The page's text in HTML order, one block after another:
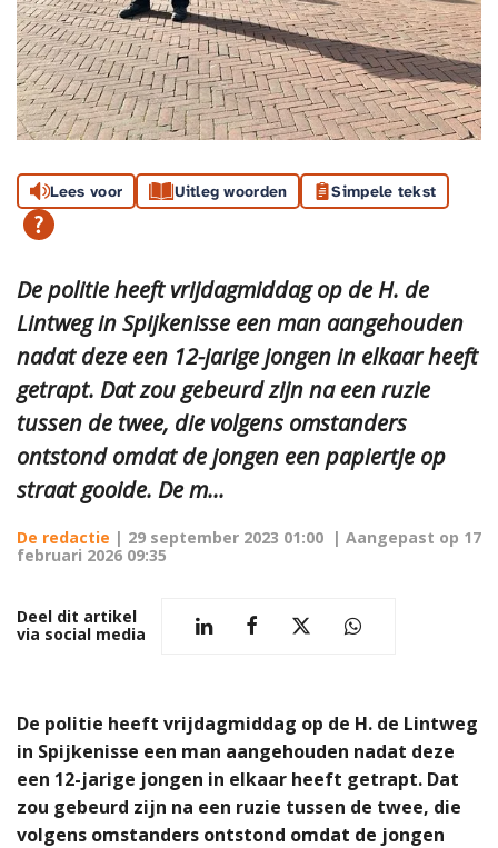
Lees voor Uitleg woorden Simpele tekst
De politie heeft vrijdagmiddag op de H. de
Lintweg in Spijkenisse een man aangehouden
nadat deze een 12-jarige jongen in elkaar heeft
getrapt. Dat zou gebeurd zijn na een ruzie
tussen de twee, die volgens omstanders
ontstond omdat de jongen een papiertje op
straat gooide. De m...
De redactie | 29 september 2023 01:00 | Aangepast op 17
februari 2026 09:35
Deel dit artikel
via social media
De politie heeft vrijdagmiddag op de H. de Lintweg
in Spijkenisse een man aangehouden nadat deze
een 12-jarige jongen in elkaar heeft getrapt. Dat
zou gebeurd zijn na een ruzie tussen de twee, die
volgens omstanders ontstond omdat de jongen